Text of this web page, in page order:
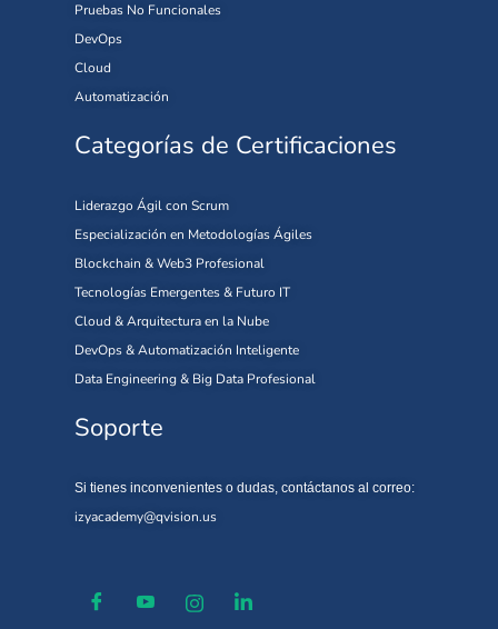
Pruebas No Funcionales
DevOps
Cloud
Automatización
Categorías de Certificaciones
Liderazgo Ágil con Scrum
Especialización en Metodologías Ágiles
Blockchain & Web3 Profesional
Tecnologías Emergentes & Futuro IT
Cloud & Arquitectura en la Nube
DevOps & Automatización Inteligente
Data Engineering & Big Data Profesional
Soporte
Si tienes inconvenientes o dudas, contáctanos al correo:
izyacademy@qvision.us